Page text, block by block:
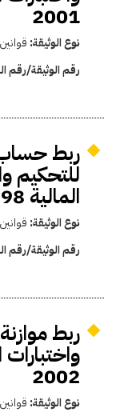
2001
نوع الوثيقة: قوانين
رقم الوثيقة/رقم
ربط حساب
للتحكيم
المالية 1998 / 1999
نوع الوثيقة: قوانين
رقم الوثيقة/رقم
ربط
2002
نوع الوثيقة: قوانين